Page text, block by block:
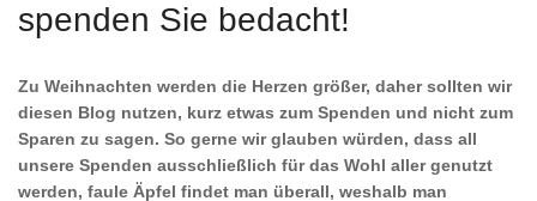
spenden Sie bedacht!
Zu Weihnachten werden die Herzen größer, daher sollten wir
diesen Blog nutzen, kurz etwas zum Spenden und nicht zum
Sparen zu sagen. So gerne wir glauben würden, dass all
unsere Spenden ausschließlich für das Wohl aller genutzt
werden, faule Äpfel findet man überall, weshalb man